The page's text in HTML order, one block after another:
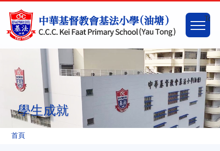
Main
學生成就
導
首頁